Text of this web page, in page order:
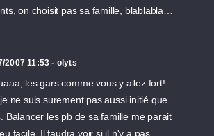
on choisit pas sa famille, blablabla…
2007 11:53 - olyts
les gars comme vous y allez fort!
ne suis surement pas aussi initié que
Balancer les pb de sa famille me parait
facile. Il faudra voir si il n'y a pas